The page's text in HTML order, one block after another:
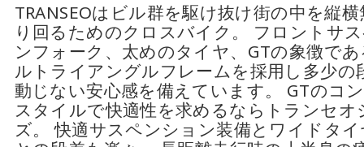
TRANSEOはビル群を駆け抜け街の中を縦
り回るためのクロスバイク。 フロントサ
ンフォーク、太めのタイヤ、GTの象徴で
ルトライアングルフレームを採用し多少の
動じない安心感を備えています。 GTのコ
スタイルで快適性を求めるならトランセオ
ズ。 快適サスペンション装備とワイドタ